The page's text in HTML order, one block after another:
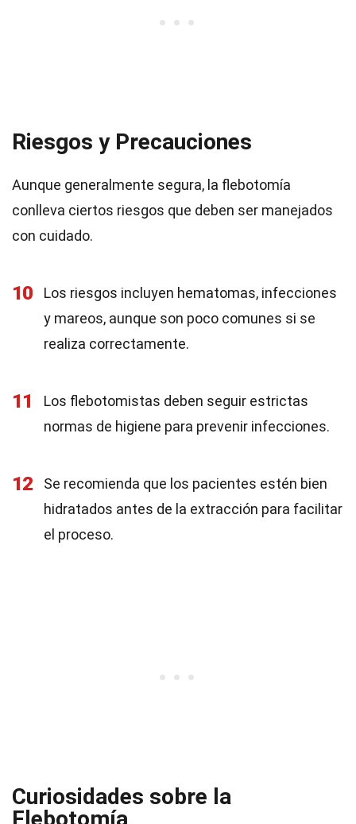
Riesgos y Precauciones
Aunque generalmente segura, la flebotomía
conlleva ciertos riesgos que deben ser manejados
con cuidado.
10
Los riesgos incluyen hematomas, infecciones
y mareos, aunque son poco comunes si se
realiza correctamente.
11
Los flebotomistas deben seguir estrictas
normas de higiene para prevenir infecciones.
12
Se recomienda que los pacientes estén bien
hidratados antes de la extracción para facilitar
el proceso.
Curiosidades sobre la